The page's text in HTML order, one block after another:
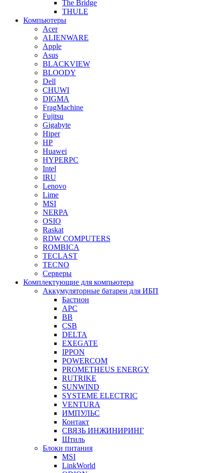
The Bridge
THULE
Компьютеры
Acer
ALIENWARE
Apple
Asus
BLACKVIEW
BLOODY
Dell
CHUWI
DIGMA
FragMachine
Fujitsu
Gigabyte
Hiper
HP
Huawei
HYPERPC
Intel
IRU
Lenovo
Lime
MSI
NERPA
OSIO
Raskat
RDW COMPUTERS
ROMBICA
TECLAST
TECNO
Серверы
Комплектующие для компьютера
Аккумуляторные батареи для ИБП
Бастион
APC
BB
CSB
DELTA
EXEGATE
IPPON
POWERCOM
PROMETHEUS ENERGY
RUTRIKE
SUNWIND
SYSTEME ELECTRIC
VENTURA
ИМПУЛЬС
Контакт
СВЯЗЬ ИНЖИНИРИНГ
Штиль
Блоки питания
MSI
LinkWorld